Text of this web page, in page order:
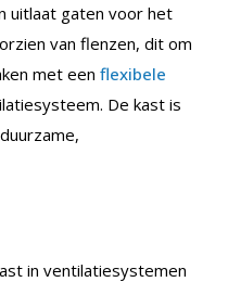
uitlaat gaten voor het
van flenzen, dit om
met een flexibele
De kast is
in ventilatiesystemen